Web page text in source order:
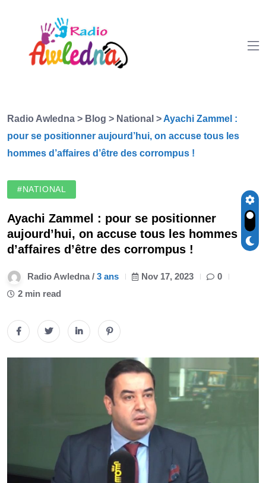
Radio Awledna > Blog > National > Ayachi Zammel :
pour se positionner aujourd’hui, on accuse tous les
hommes d’affaires d’être des corrompus !
#NATIONAL
Ayachi Zammel : pour se positionner
aujourd’hui, on accuse tous les hommes
d’affaires d’être des corrompus !
Radio Awledna / 3 ans Nov 17, 2023
0
2 min read